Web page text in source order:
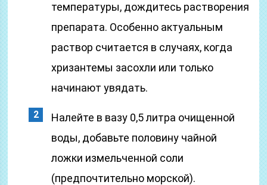
температуры, дождитесь растворения
препарата. Особенно актуальным
раствор считается в случаях, когда
хризантемы засохли или только
начинают увядать.
Налейте в вазу 0,5 литра очищенной
воды, добавьте половину чайной
ложки измельченной соли
(предпочтительно морской).